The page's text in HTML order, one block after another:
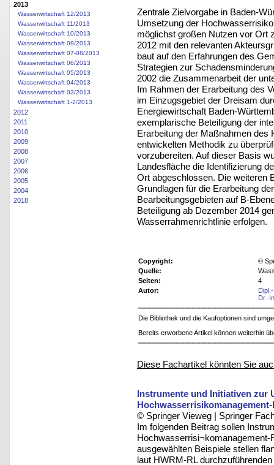
2013
Wasserwirtschaft 12/2013
Wasserwirtschaft 11/2013
Wasserwirtschaft 10/2013
Wasserwirtschaft 09/2013
Wasserwirtschaft 07-08/2013
Wasserwirtschaft 06/2013
Wasserwirtschaft 05/2013
Wasserwirtschaft 04/2013
Wasserwirtschaft 03/2013
Wasserwirtschaft 1-2/2013
2012
2011
2010
2009
2008
2007
2006
2005
2004
2018
Zentrale Zielvorgabe in Baden-
Umsetzung der
möglichst großen Nutzen vor Ort
2012 mit den relevanten
baut auf den Erfahrungen des
Strategien zur
2002 die Zusammenarbeit der
Im Rahmen der Erarbeitung des
im Einzugsgebiet der Dreisam
Energiewirtschaft Baden-
exemplarische Beteiligung der
Erarbeitung der Maßnahmen des
entwickelten Methodik zu
vorzubereiten. Auf dieser Basis
Landesfläche die Identifizierung
Ort abgeschlossen. Die weiteren
Grundlagen für die Erarbeitung
Bearbeitungsgebieten auf B-
Beteiligung ab Dezember 2014
Wasserrahmenrichtlinie erfolgen.
Copyright:
©
Quelle:
Seiten:
4
Autor:
Dr.-
Die Bibliothek und die Kaufoptionen sind
Bereits erworbene Artikel können weiterhin
Diese Fachartikel könnten Sie
Instrumente und Initiativen zur
© Springer Vieweg | Springer
Im folgenden Beitrag sollen
ausgewählten Beispiele stellen
laut HWRM-RL